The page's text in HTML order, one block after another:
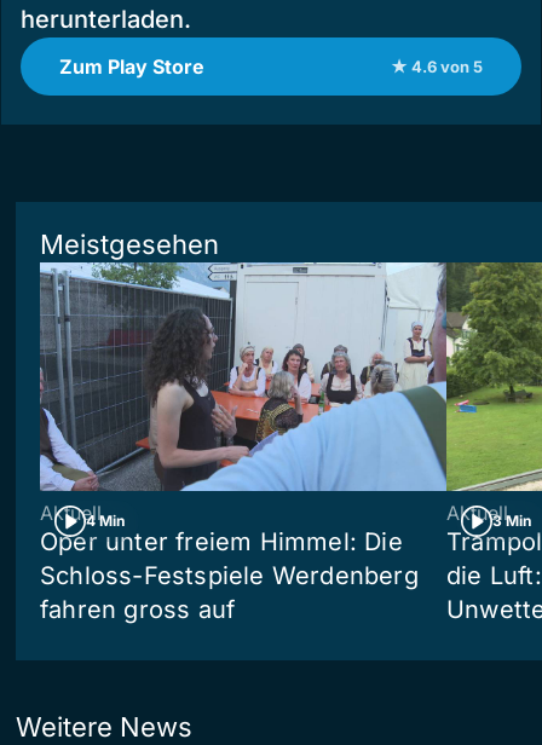
herunterladen.
Zum Play Store ★ 4.6 von 5
Meistgesehen
4 Min
Aktuell
Oper unter freiem Himmel: Die
Schloss-Festspiele Werdenberg
fahren gross auf
3 Min
Aktuell
die
Weitere News